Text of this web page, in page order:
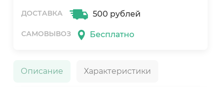
ДОСТАВКА 500 рублей
САМОВЫВОЗ Бесплатно
Описание Характеристики